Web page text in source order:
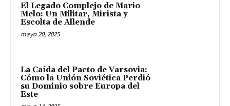
El Legado Complejo de Mario
Melo: Un Militar, Mirista y
Escolta de Allende
mayo 20, 2025
La Caída del Pacto de Varsovia:
Cómo la Unión Soviética Perdió
su Dominio sobre Europa del
Este